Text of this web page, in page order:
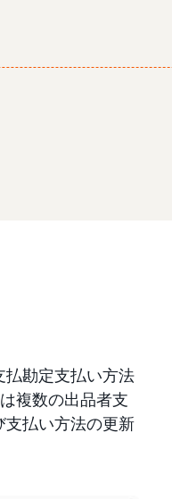
払勘定支払い方法
複数の出品者支
支払い方法の更新